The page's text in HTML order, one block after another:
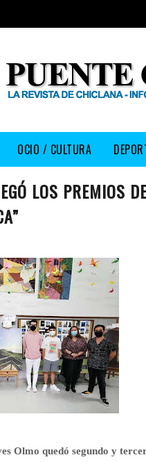
OCIO / CULTURA
LOS PREMIOS
Olmo quedó segundo y